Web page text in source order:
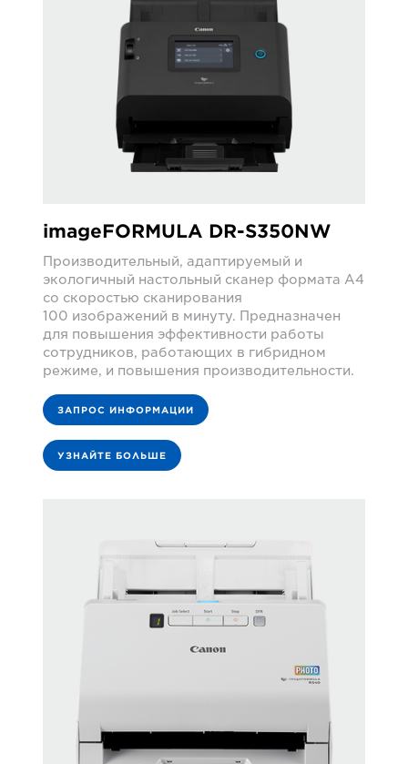
imageFORMULA DR-S350NW
Производительный, адаптируемый и
экологичный настольный сканер формата A4
со скоростью сканирования
100 изображений в минуту. Предназначен
для повышения эффективности работы
сотрудников, работающих в гибридном
режиме, и повышения производительности.
ЗАПРОС ИНФОРМАЦИИ
УЗНАЙТЕ БОЛЬШЕ